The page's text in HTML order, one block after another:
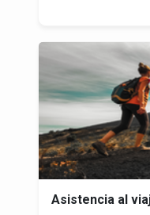
Asistencia al